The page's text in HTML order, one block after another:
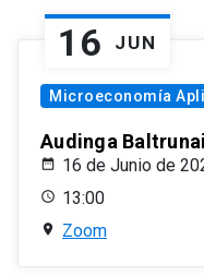
16 JUN
Microeconomía
Audinga
16 de Junio de
13:00
Zoom